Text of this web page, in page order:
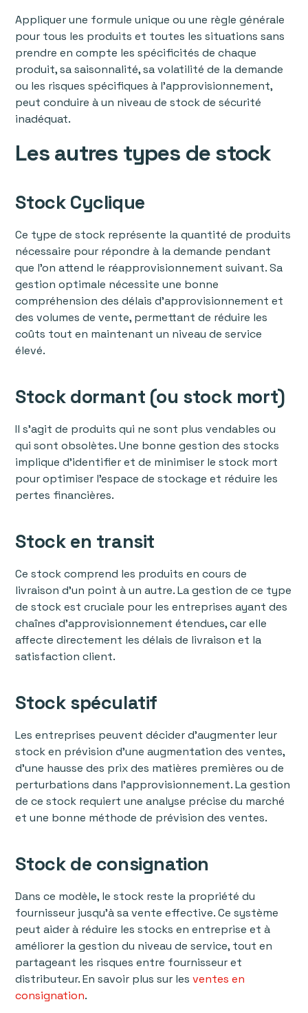
Appliquer une formule unique ou une règle générale
pour tous les produits et toutes les situations sans
prendre en compte les spécificités de chaque
produit, sa saisonnalité, sa volatilité de la demande
ou les risques spécifiques à l'approvisionnement,
peut conduire à un niveau de stock de sécurité
inadéquat.
Les autres types de stock
Stock Cyclique
Ce type de stock représente la quantité de produits
nécessaire pour répondre à la demande pendant
que l'on attend le réapprovisionnement suivant. Sa
gestion optimale nécessite une bonne
compréhension des délais d'approvisionnement et
des volumes de vente, permettant de réduire les
coûts tout en maintenant un niveau de service
élevé.
Stock dormant (ou stock mort)
Il s'agit de produits qui ne sont plus vendables ou
qui sont obsolètes. Une bonne gestion des stocks
implique d'identifier et de minimiser le stock mort
pour optimiser l'espace de stockage et réduire les
pertes financières.
Stock en transit
Ce stock comprend les produits en cours de
livraison d'un point à un autre. La gestion de ce type
de stock est cruciale pour les entreprises ayant des
chaînes d'approvisionnement étendues, car elle
affecte directement les délais de livraison et la
satisfaction client.
Stock spéculatif
Les entreprises peuvent décider d'augmenter leur
stock en prévision d'une augmentation des ventes,
d'une hausse des prix des matières premières ou de
perturbations dans l'approvisionnement. La gestion
de ce stock requiert une analyse précise du marché
et une bonne méthode de prévision des ventes.
Stock de consignation
Dans ce modèle, le stock reste la propriété du
fournisseur jusqu'à sa vente effective. Ce système
peut aider à réduire les stocks en entreprise et à
améliorer la gestion du niveau de service, tout en
partageant les risques entre fournisseur et
distributeur. En savoir plus sur lesventes en
consignation.